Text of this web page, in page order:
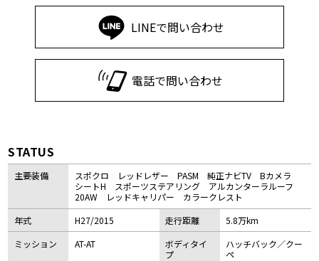
LINEで問い合わせ
電話で問い合わせ
STATUS
主要装備
スポクロ レッドレザー PASM 純正ナビTV Bカメラ
シートH スポーツステアリング アルカンターラルーフ
20AW レッドキャリパー カラークレスト
年式
H27/2015 走行距離
5.8万km
ミッション
AT-AT
ボディタイ
プ
ハッチバック／クー
ペ